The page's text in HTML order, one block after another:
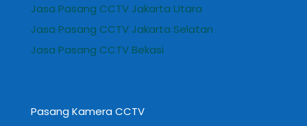
Jasa Pasang CCTV Jakarta Utara
Jasa Pasang CCTV Jakarta Selatan
Jasa Pasang CCTV Bekasi
Pasang Kamera CCTV